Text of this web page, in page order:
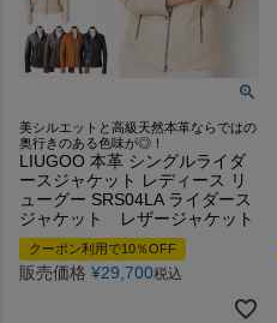
美シルエットと高級天然本革ならではの
奥行きのある色味が◎！
LIUGOO 本革 シングルライダ
ースジャケット レディース リ
ューグー SRS04LA ライダース
ジャケット レザージャケット
クーポン利用で10％OFF
販売価格 ¥29,700税込